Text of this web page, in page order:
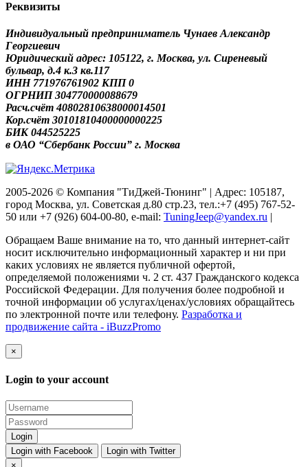
Реквизиты
Индивидуальный предприниматель Чунаев Александр
Георгиевич
Юридический адрес: 105122, г. Москва, ул. Сиреневый
бульвар, д.4 к.3 кв.117
ИНН 771976761902 КПП 0
ОГРНИП 304770000088679
Расч.счёт 40802810638000014501
Кор.счёт 30101810400000000225
БИК 044525225
в ОАО “Сбербанк России” г. Москва
2005-2026 © Компания "ТиДжей-Тюнинг" | Адрес: 105187,
город Москва, ул. Советская д.80 стр.23, тел.:+7 (495) 767-52-
50 или +7 (926) 604-00-80, e-mail: TuningJeep@yandex.ru |
Обращаем Ваше внимание на то, что данный интернет-сайт
носит исключительно информационный характер и ни при
каких условиях не является публичной офертой,
определяемой положениями ч. 2 ст. 437 Гражданского кодекса
Российской Федерации. Для получения более подробной и
точной информации об услугах/ценах/условиях обращайтесь
по электронной почте или телефону. Разработка и
продвижение сайта - iBuzzPromo
×
Login to your account
Login with Facebook
Login with Twitter